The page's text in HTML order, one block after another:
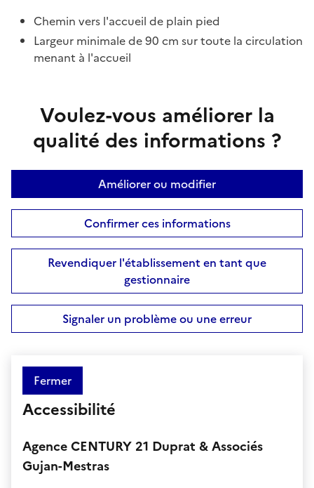
Chemin vers l'accueil de plain pied
Largeur minimale de 90 cm sur toute la circulation
menant à l'accueil
Voulez-vous améliorer la
qualité des informations ?
Améliorer ou modifier
Confirmer ces informations
Revendiquer l'établissement en tant que
gestionnaire
Signaler un problème ou une erreur
Fermer
Accessibilité
Agence CENTURY 21 Duprat & Associés
Gujan-Mestras